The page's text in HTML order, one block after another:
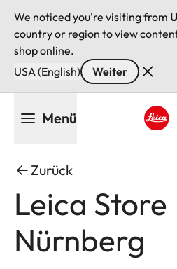
We noticed you're visiting from
country or region to view
shop online.
USA (English)
Weiter
Menü
Zurück
Leica Store
Nürnberg